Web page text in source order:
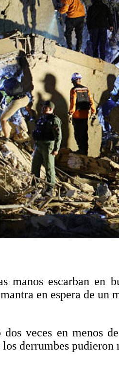
manos escarban en
en espera de un
veces en menos
derrumbes pudieron